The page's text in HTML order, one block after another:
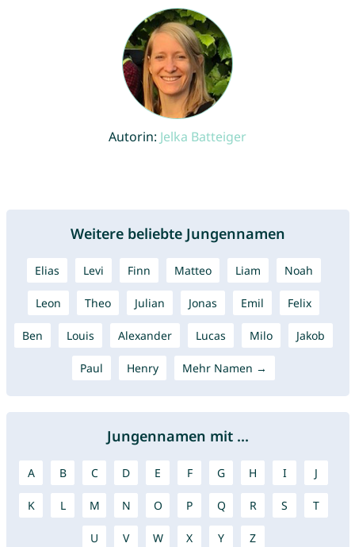
Autorin: Jelka Batteiger
Weitere beliebte Jungennamen
Elias Levi Finn Matteo Liam Noah
Leon Theo Julian Jonas Emil Felix
Ben Louis Alexander Lucas Milo Jakob
Paul Henry Mehr Namen →
Jungennamen mit ...
A B C D E F G H I J
K L M N O P Q R S T
U V W X Y Z